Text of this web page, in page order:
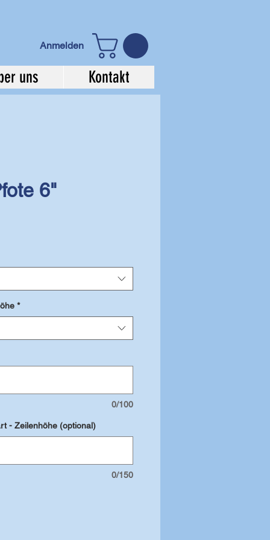
Anmelden
uns Kontakt
6"
*
0/100
- Zeilenhöhe (optional)
0/150